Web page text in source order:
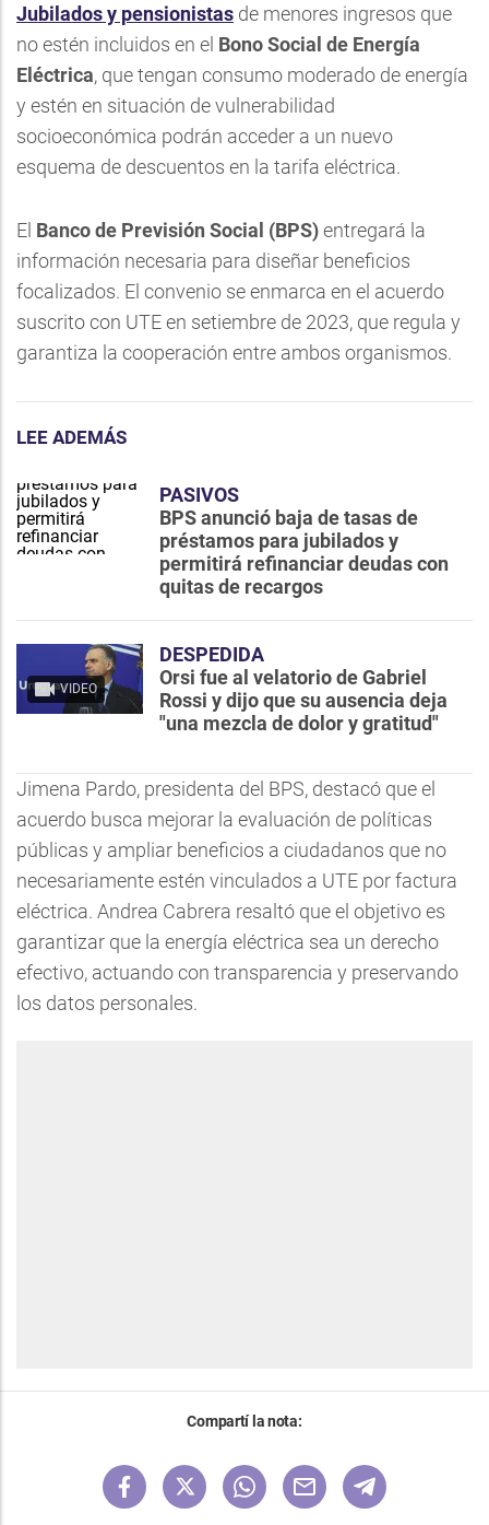
Jubilados y pensionistas de menores ingresos que
no estén incluidos en el Bono Social de Energía
Eléctrica, que tengan consumo moderado de energía
y estén en situación de vulnerabilidad
socioeconómica podrán acceder a un nuevo
esquema de descuentos en la tarifa eléctrica.
El Banco de Previsión Social (BPS)entregará la
información necesaria para diseñar beneficios
focalizados. El convenio se enmarca en el acuerdo
suscrito con UTE en setiembre de 2023, que regula y
garantiza la cooperación entre ambos organismos.
LEE ADEMÁS
PASIVOS
BPS anunció baja de tasas de
préstamos para jubilados y
permitirá refinanciar deudas con
quitas de recargos
VIDEO
DESPEDIDA
Orsi fue al velatorio de Gabriel
Rossi y dijo que su ausencia deja
"una mezcla de dolor y gratitud"
Jimena Pardo, presidenta del BPS, destacó que el
acuerdo busca mejorar la evaluación de políticas
públicas y ampliar beneficios a ciudadanos que no
necesariamente estén vinculados a UTE por factura
eléctrica. Andrea Cabrera resaltó que el objetivo es
garantizar que la energía eléctrica sea un derecho
efectivo, actuando con transparencia y preservando
los datos personales.
Compartí la nota: